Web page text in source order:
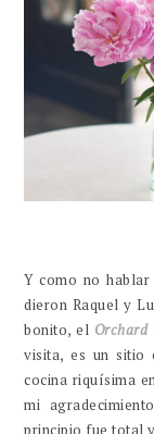
Y como no
dieron Raquel y
bonito, el Orchard
visita, es un sitio
cocina riquísima
mi
principio fue total